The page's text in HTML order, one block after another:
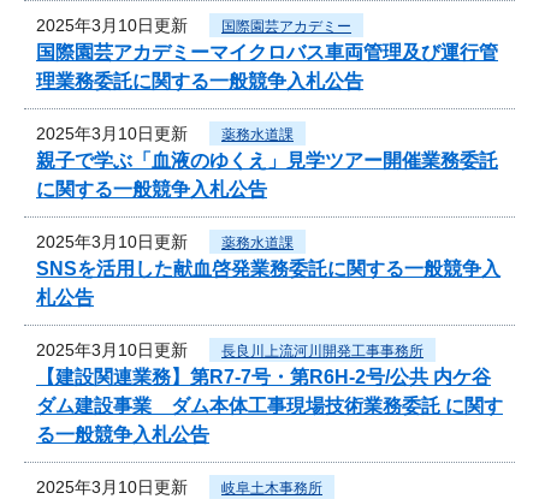
2025年3月10日更新 国際園芸アカデミー
国際園芸アカデミーマイクロバス車両管理及び運行管
理業務委託に関する一般競争入札公告
2025年3月10日更新 薬務水道課
親子で学ぶ「血液のゆくえ」見学ツアー開催業務委託
に関する一般競争入札公告
2025年3月10日更新 薬務水道課
SNSを活用した献血啓発業務委託に関する一般競争入
札公告
2025年3月10日更新 長良川上流河川開発工事事務所
【建設関連業務】第R7-7号・第R6H-2号/公共 内ケ谷
ダム建設事業 ダム本体工事現場技術業務委託 に関す
る一般競争入札公告
2025年3月10日更新 岐阜土木事務所